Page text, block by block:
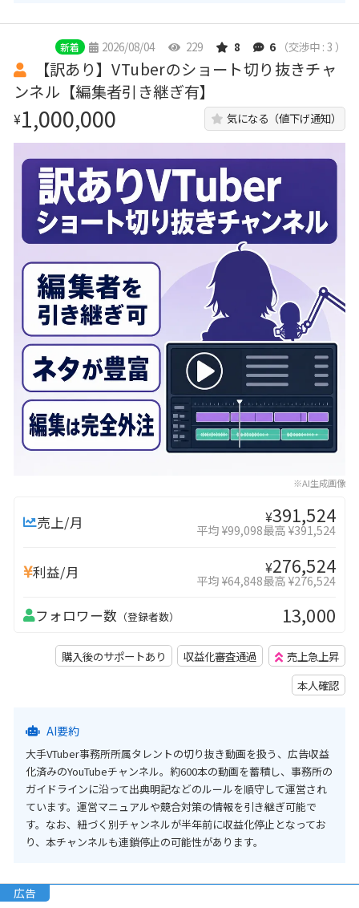
新着 2026/08/04 229 8 6 （交渉中 : 3 ）
※AI生成画像
【訳あり】VTuberのショート切り抜きチャ
ンネル【編集者引き継ぎ有】
¥1,000,000 気になる（値下げ通知）
売上/月 ¥391,524
平均 ¥99,098最高 ¥391,524
利益/月 ¥276,524
平均 ¥64,848最高 ¥276,524
フォロワー数 （登録者数） 13,000
購入後のサポートあり 収益化審査通過
売上急上昇
本人確認
AI要約
大手VTuber事務所所属タレントの切り抜き動画を扱う、広告収益
化済みのYouTubeチャンネル。約600本の動画を蓄積し、事務所の
ガイドラインに沿って出典明記などのルールを順守して運営され
ています。運営マニュアルや競合対策の情報を引き継ぎ可能で
す。なお、紐づく別チャンネルが半年前に収益化停止となってお
り、本チャンネルも連鎖停止の可能性があります。
広告